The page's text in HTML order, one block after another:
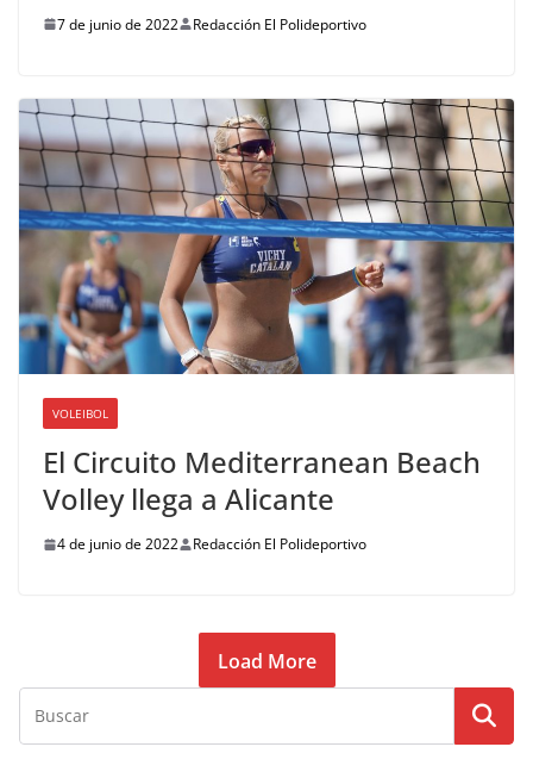
7 de junio de 2022 Redacción El Polideportivo
VOLEIBOL
El Circuito Mediterranean Beach
Volley llega a Alicante
4 de junio de 2022 Redacción El Polideportivo
Load More